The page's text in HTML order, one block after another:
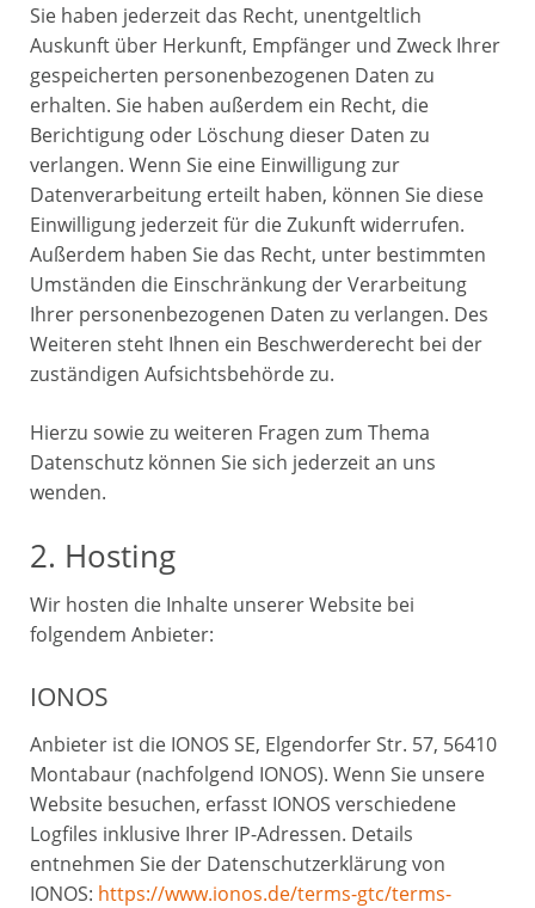
Sie haben jederzeit das Recht, unentgeltlich
Auskunft über Herkunft, Empfänger und Zweck Ihrer
gespeicherten personenbezogenen Daten zu
erhalten. Sie haben außerdem ein Recht, die
Berichtigung oder Löschung dieser Daten zu
verlangen. Wenn Sie eine Einwilligung zur
Datenverarbeitung erteilt haben, können Sie diese
Einwilligung jederzeit für die Zukunft widerrufen.
Außerdem haben Sie das Recht, unter bestimmten
Umständen die Einschränkung der Verarbeitung
Ihrer personenbezogenen Daten zu verlangen. Des
Weiteren steht Ihnen ein Beschwerderecht bei der
zuständigen Aufsichtsbehörde zu.
Hierzu sowie zu weiteren Fragen zum Thema
Datenschutz können Sie sich jederzeit an uns
wenden.
2. Hosting
Wir hosten die Inhalte unserer Website bei
folgendem Anbieter:
IONOS
Anbieter ist die IONOS SE, Elgendorfer Str. 57, 56410
Montabaur (nachfolgend IONOS). Wenn Sie unsere
Website besuchen, erfasst IONOS verschiedene
Logfiles inklusive Ihrer IP-Adressen. Details
entnehmen Sie der Datenschutzerklärung von
IONOS: https://www.ionos.de/terms-gtc/terms-